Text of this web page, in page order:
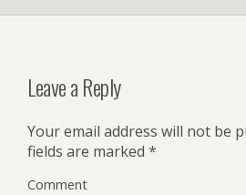
Leave a Reply
Your email address will not be
fields are marked *
Comment